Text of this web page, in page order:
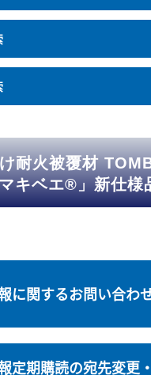
耐火被覆材
キベエ®」新仕様
に関するお問い合わ
定期購読の宛先変更